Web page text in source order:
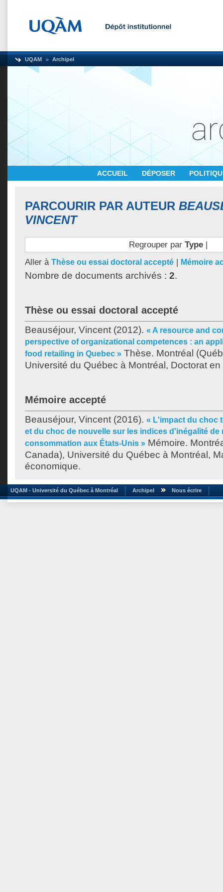
UQAM Archipel
ACCUEIL DÉPOSER
PARCOURIR PAR AUTEUR
VINCENT
Regrouper par Type|
Aller à Thèse ou essai doctoral accepté | Mémoire
Nombre de documents archivés : 2.
Thèse ou essai doctoral accepté
Beauséjour, Vincent (2012). « A resource and
perspective of organizational competences : an
food retailing in Quebec » Thèse. Montréal
Université du Québec à Montréal, Doctorat
Mémoire accepté
Beauséjour, Vincent (2016). « L'impact du choc
et du choc de nouvelle sur les indices d'inégalité de
consommation aux États-Unis » Mémoire.
Canada), Université du Québec à Montréal,
économique.
UQAM - Université du Québec à Montréal Archipel Nous écrire